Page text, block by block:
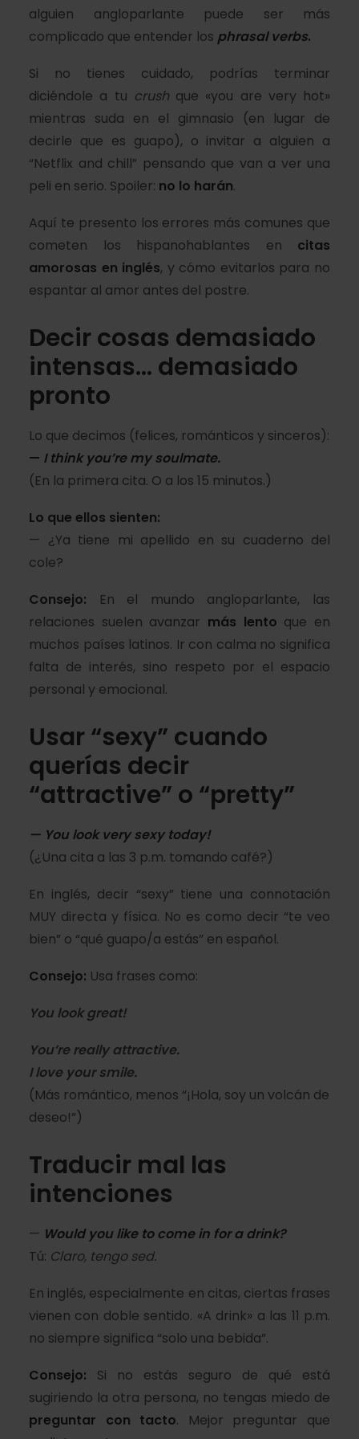
alguien angloparlante puede ser más
complicado que entender los phrasal verbs.
Si no tienes cuidado, podrías terminar
diciéndole a tu crushque «you are very hot»
mientras suda en el gimnasio (en lugar de
decirle que es guapo), o invitar a alguien a
“Netflix and chill” pensando que van a ver una
peli en serio. Spoiler: no lo harán.
Aquí te presento los errores más comunes que
cometen los hispanohablantes en citas
amorosas en inglés, y cómo evitarlos para no
espantar al amor antes del postre.
Decir cosas demasiado
intensas… demasiado
pronto
Lo que decimos (felices, románticos y sinceros):
— I think you’re my soulmate.
(En la primera cita. O a los 15 minutos.)
Lo que ellos sienten:
— ¿Ya tiene mi apellido en su cuaderno del
cole?
Consejo: En el mundo angloparlante, las
relaciones suelen avanzar más lento que en
muchos países latinos. Ir con calma no significa
falta de interés, sino respeto por el espacio
personal y emocional.
Usar “sexy” cuando
querías decir
“attractive” o “pretty”
— You look very sexy today!
(¿Una cita a las 3 p.m. tomando café?)
En inglés, decir “sexy” tiene una connotación
MUY directa y física. No es como decir “te veo
bien” o “qué guapo/a estás” en español.
Consejo: Usa frases como:
You look great!
You’re really attractive.
I love your smile.
(Más romántico, menos “¡Hola, soy un volcán de
deseo!”)
Traducir mal las
intenciones
— Would you like to come in for a drink?
Tú: Claro, tengo sed.
En inglés, especialmente en citas, ciertas frases
vienen con doble sentido. «A drink» a las 11 p.m.
no siempre significa “solo una bebida”.
Consejo: Si no estás seguro de qué está
sugiriendo la otra persona, no tengas miedo de
preguntar con tacto. Mejor preguntar que